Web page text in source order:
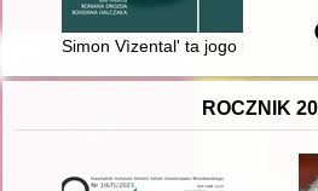
Simon Vìzentalʹ ta jogo
ROCZNIK